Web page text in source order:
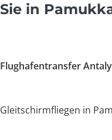
Sie in
Flughafentransfer
Gleitschirmfliegen in